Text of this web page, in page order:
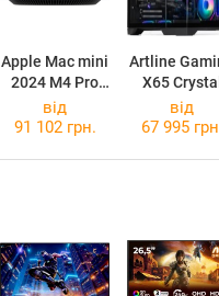
Apple Mac mini
2024 M4 Pro
MCX44
Artline
X65
X65v50
від
91 102 грн.
від
67 995